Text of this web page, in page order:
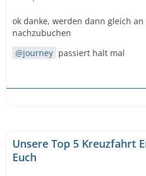
ok danke, werden dann gleich
nachzubuchen
journey passiert halt mal
Unsere Top 5 Kreuzfahrt
Euch